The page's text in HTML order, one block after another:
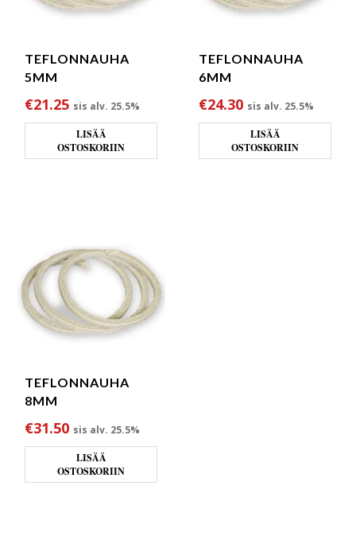
TEFLONNAUHA
5MM
€21.25 sis alv. 25.5%
LISÄÄ
OSTOSKORIIN
TEFLONNAUHA
6MM
€24.30 sis alv. 25.5%
LISÄÄ
OSTOSKORIIN
TEFLONNAUHA
8MM
€31.50 sis alv. 25.5%
LISÄÄ
OSTOSKORIIN